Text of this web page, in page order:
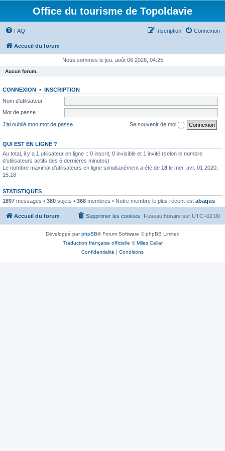
Office du tourisme de Topoldavie
FAQ Connexion
Inscription
Accueil du forum
Nous sommes le jeu. août 06 2026, 04:25
Aucun forum.
CONNEXION • INSCRIPTION
Nom d’utilisateur :
Mot de passe :
J’ai oublié mon mot de passe
Se souvenir de moi
QUI EST EN LIGNE ?
Au total, il y a 1 utilisateur en ligne :: 0 inscrit, 0 invisible et 1 invité (selon le nombre
d’utilisateurs actifs des 5 dernières minutes)
Le nombre maximal d’utilisateurs en ligne simultanément a été de 18 le mer. avr. 01 2020,
15:18
STATISTIQUES
1897 messages • 380 sujets • 368 membres • Notre membre le plus récent est abaqus
Accueil du forum Fuseau horaire sur UTC+02:00
Supprimer les cookies
Développé parphpBB® Forum Software © phpBB Limited
Traduction française officielle ©Miles Cellar
Confidentialité | Conditions